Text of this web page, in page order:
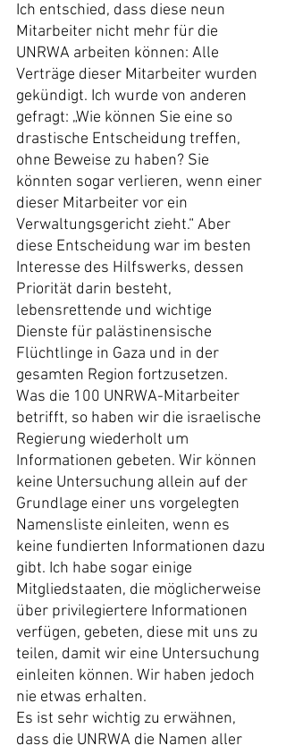
Ich entschied, dass diese neun
Mitarbeiter nicht mehr für die
UNRWA arbeiten können: Alle
Verträge dieser Mitarbeiter wurden
gekündigt. Ich wurde von anderen
gefragt: „Wie können Sie eine so
drastische Entscheidung treffen,
ohne Beweise zu haben? Sie
könnten sogar verlieren, wenn einer
dieser Mitarbeiter vor ein
Verwaltungsgericht zieht.“ Aber
diese Entscheidung war im besten
Interesse des Hilfswerks, dessen
Priorität darin besteht,
lebensrettende und wichtige
Dienste für palästinensische
Flüchtlinge in Gaza und in der
gesamten Region fortzusetzen.
Was die 100 UNRWA-Mitarbeiter
betrifft, so haben wir die israelische
Regierung wiederholt um
Informationen gebeten. Wir können
keine Untersuchung allein auf der
Grundlage einer uns vorgelegten
Namensliste einleiten, wenn es
keine fundierten Informationen dazu
gibt. Ich habe sogar einige
Mitgliedstaaten, die möglicherweise
über privilegiertere Informationen
verfügen, gebeten, diese mit uns zu
teilen, damit wir eine Untersuchung
einleiten können. Wir haben jedoch
nie etwas erhalten.
Es ist sehr wichtig zu erwähnen,
dass die UNRWA die Namen aller